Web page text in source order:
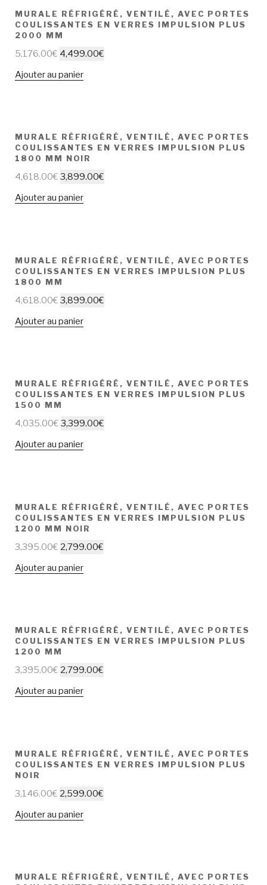
MURALE RÉFRIGÉRÉ, VENTILÉ, AVEC PORTES
COULISSANTES EN VERRES IMPULSION PLUS
2000 MM
5,176.00€ 4,499.00€
Ajouter au panier
MURALE RÉFRIGÉRÉ, VENTILÉ, AVEC PORTES
COULISSANTES EN VERRES IMPULSION PLUS
1800 MM NOIR
4,618.00€ 3,899.00€
Ajouter au panier
MURALE RÉFRIGÉRÉ, VENTILÉ, AVEC PORTES
COULISSANTES EN VERRES IMPULSION PLUS
1800 MM
4,618.00€ 3,899.00€
Ajouter au panier
MURALE RÉFRIGÉRÉ, VENTILÉ, AVEC PORTES
COULISSANTES EN VERRES IMPULSION PLUS
1500 MM
4,035.00€ 3,399.00€
Ajouter au panier
MURALE RÉFRIGÉRÉ, VENTILÉ, AVEC PORTES
COULISSANTES EN VERRES IMPULSION PLUS
1200 MM NOIR
3,395.00€ 2,799.00€
Ajouter au panier
MURALE RÉFRIGÉRÉ, VENTILÉ, AVEC PORTES
COULISSANTES EN VERRES IMPULSION PLUS
1200 MM
3,395.00€ 2,799.00€
Ajouter au panier
MURALE RÉFRIGÉRÉ, VENTILÉ, AVEC PORTES
COULISSANTES EN VERRES IMPULSION PLUS
NOIR
3,146.00€ 2,599.00€
Ajouter au panier
MURALE RÉFRIGÉRÉ, VENTILÉ, AVEC PORTES